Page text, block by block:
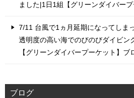
ました|1日1組【グリーンダイバー
7/11 台風で1ヵ月延期になってしま
透明度の高い海でのびのびダイビン
【グリーンダイバープーケット】ブ
ブログ